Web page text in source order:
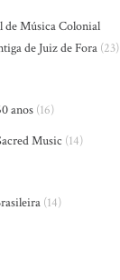
de Música Colonial
de Juiz de Fora (23)
anos (16)
Music (14)
(14)